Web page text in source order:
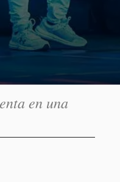
en una